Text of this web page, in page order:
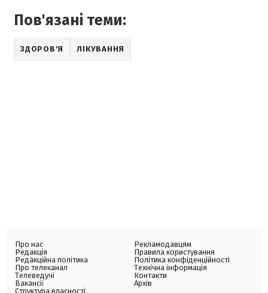
Пов'язані теми:
ЗДОРОВ'Я ЛІКУВАННЯ
Про нас
Редакція
Редакційна політика
Про телеканал
Телеведучі
Вакансії
Структура власності
Рекламодавцям
Правила користування
Політика конфіденційності
Технічна інформація
Контакти
Архів